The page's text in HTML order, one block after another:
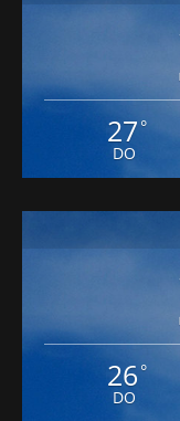
27 °
DO
26 °
DO